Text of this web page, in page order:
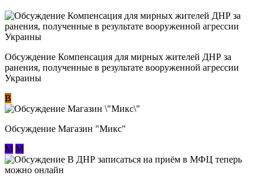
Обсуждение Компенсация для мирных жителей ДНР за
ранения, полученные в результате вооруженной агрессии
Украины
В
Обсуждение Магазин "Микс"
М М